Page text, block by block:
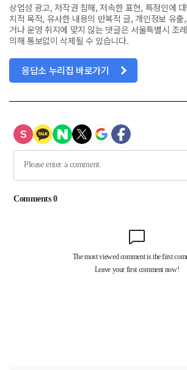
상업성 광고, 저작권 침해, 저속한 표현, 특정인에
치적 목적, 유사한 내용의 반복적 글, 개인정보 유
거나 운영 취지에 맞지 않는 댓글은 서울특별시 조
의해 통보없이 삭제될 수 있습니다.
응답소 누리집 바로가기